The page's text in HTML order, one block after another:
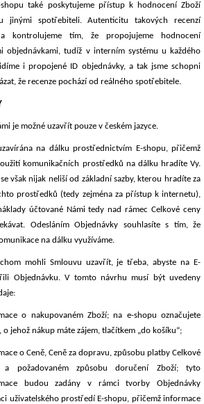
shopu také poskytujeme přístup k hodnocení Zboží
jinými spotřebiteli. Autenticitu takových recenzí
a kontrolujeme tím, že propojujeme hodnocení
objednávkami, tudíž v interním systému u každého
i propojené ID objednávky, a tak jsme schopni
že recenze pochází od reálného spotřebitele.
je možné uzavřít pouze v českém jazyce.
na dálku prostřednictvím E-shopu, přičemž
komunikačních prostředků na dálku hradíte Vy.
však nijak neliší od základní sazby, kterou hradíte za
prostředků (tedy zejména za přístup k internetu),
účtované Námi tedy nad rámec Celkové ceny
Odesláním Objednávky souhlasíte s tím, že
na dálku využíváme.
mohli Smlouvu uzavřít, je třeba, abyste na E-
Objednávku. V tomto návrhu musí být uvedeny
o nakupovaném Zboží; na e-shopu označujete
o jehož nákup máte zájem, tlačítkem „do košíku“;
o Ceně, Ceně za dopravu, způsobu platby Celkové
a požadovaném způsobu doručení Zboží; tyto
budou zadány v rámci tvorby Objednávky
uživatelského prostředí E-shopu, přičemž informace